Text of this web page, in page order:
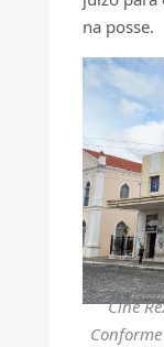
na posse.
Cine